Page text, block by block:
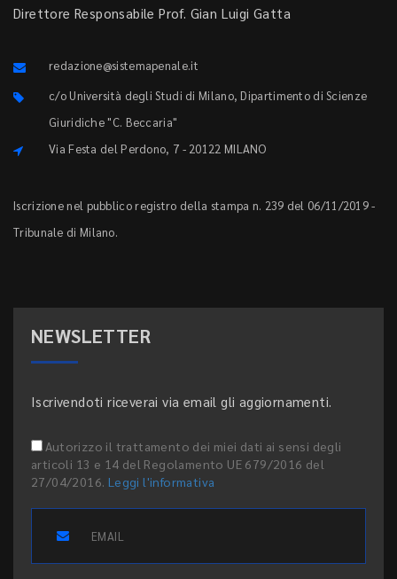
Direttore Responsabile Prof. Gian Luigi Gatta
redazione@sistemapenale.it
c/o Università degli Studi di Milano, Dipartimento di Scienze
Giuridiche "C. Beccaria"
Via Festa del Perdono, 7 - 20122 MILANO
Iscrizione nel pubblico registro della stampa n. 239 del 06/11/2019 -
Tribunale di Milano.
NEWSLETTER
Iscrivendoti riceverai via email gli aggiornamenti.
Autorizzo il trattamento dei miei dati ai sensi degli
articoli 13 e 14 del Regolamento UE 679/2016 del
27/04/2016. Leggi l'informativa